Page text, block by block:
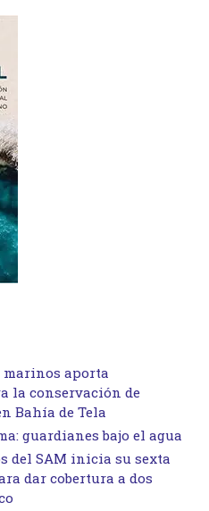
marinos aporta
la conservación de
Bahía de Tela
guardianes bajo el agua
del SAM inicia su sexta
dar cobertura a dos